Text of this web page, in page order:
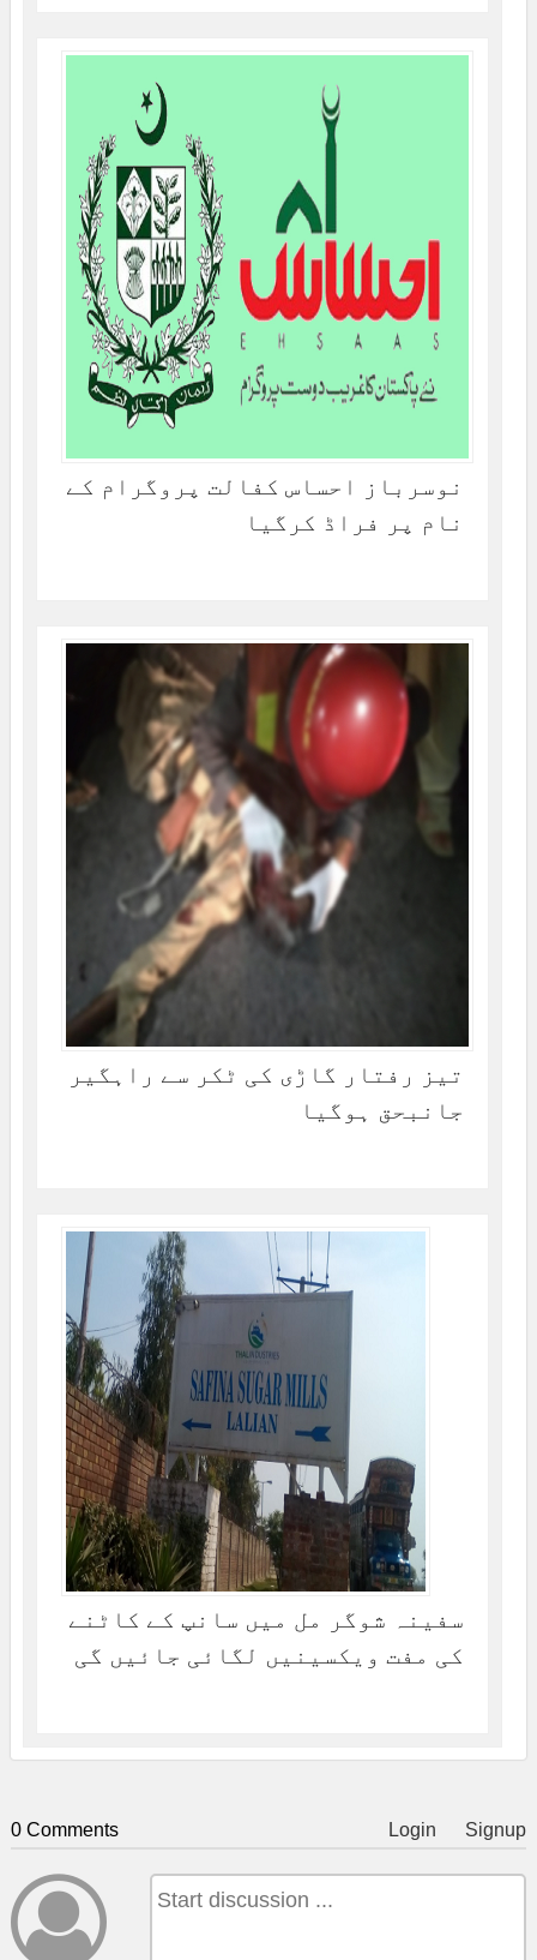
نوسرباز احساس کفالت پروگرام کے
نام پر فراڈ کرگیا
تیز رفتار گاڑی کی ٹکر سے راہگیر
جانبحق ہوگیا
سفینہ شوگر مل میں سانپ کے کاٹنے
کی مفت ویکسینیں لگائی جائیں گی
0 Comments Login Signup